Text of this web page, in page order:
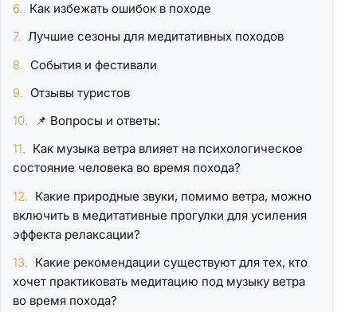
Как избежать ошибок в походе
Лучшие сезоны для медитативных походов
События и фестивали
Отзывы туристов
📌 Вопросы и ответы:
Как музыка ветра влияет на психологическое
состояние человека во время похода?
Какие природные звуки, помимо ветра, можно
включить в медитативные прогулки для усиления
эффекта релаксации?
Какие рекомендации существуют для тех, кто
хочет практиковать медитацию под музыку ветра
во время похода?